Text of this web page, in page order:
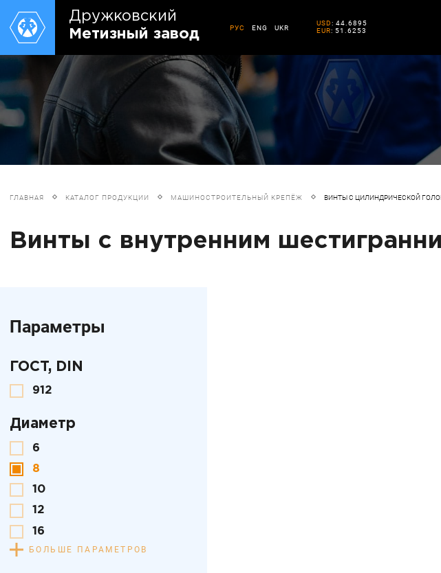
Дружковский
Метизный завод
РУС ENG UKR
USD: 44.6895
EUR: 51.6253
ГЛАВНАЯ КАТАЛОГ ПРОДУКЦИИ МАШИНОСТРОИТЕЛЬНЫЙ КРЕПЁЖ ВИНТЫ С ЦИЛИНДРИЧЕСКОЙ
Винты с внутренним
Параметры
ГОСТ, DIN
912
Диаметр
6
8
10
12
16
БОЛЬШЕ ПАРАМЕТРОВ